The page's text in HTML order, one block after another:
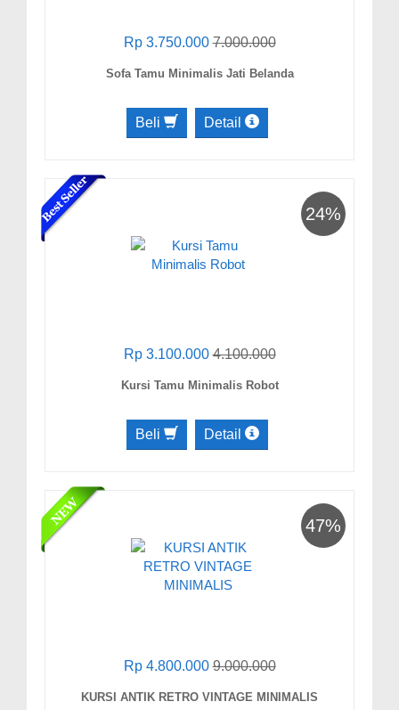
Rp 3.750.0007.000.000
Sofa Tamu Minimalis Jati Belanda
Beli Detail
24%
Rp 3.100.0004.100.000
Kursi Tamu Minimalis Robot
Beli Detail
47%
Rp 4.800.0009.000.000
KURSI ANTIK RETRO VINTAGE MINIMALIS